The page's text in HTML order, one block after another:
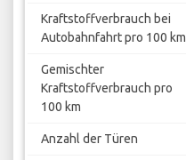
Kraftstoffverbrauch bei
Autobahnfahrt pro 100 km
Gemischter
Kraftstoffverbrauch pro
100 km
Anzahl der Türen